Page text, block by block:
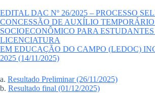
EDITAL DAC Nº 26/2025 – PROCESSO
CONCESSÃO DE AUXÍLIO
SOCIOECONÔMICO PARA
LICENCIATURA
EM EDUCAÇÃO DO CAMPO (LEDOC)
2025 (14/11/2025)
a. Resultado Preliminar (26/11/2025)
b. Resultado final (01/12/2025)